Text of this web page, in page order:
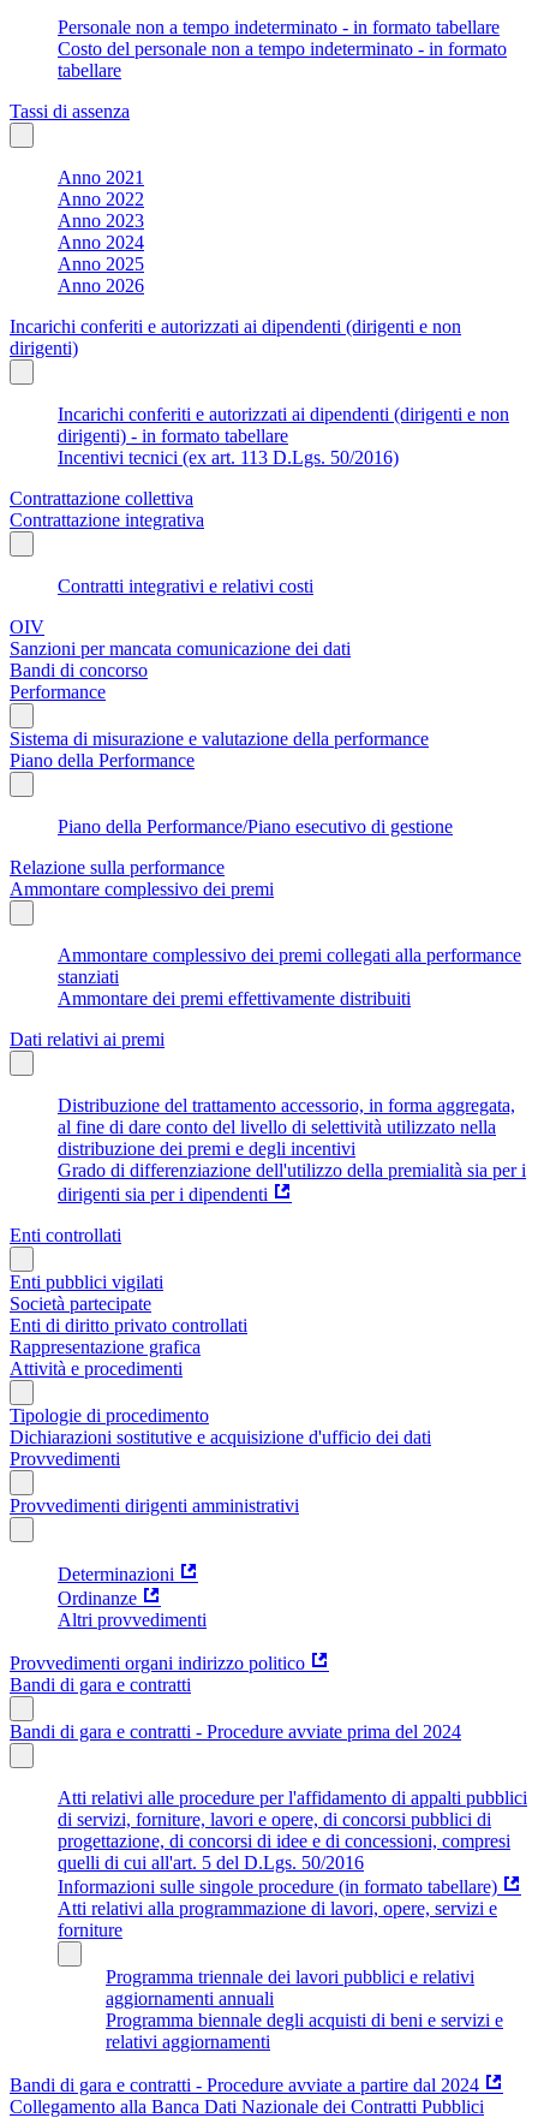
Personale non a tempo indeterminato - in formato tabellare
Costo del personale non a tempo indeterminato - in formato
tabellare
Tassi di assenza
Anno 2021
Anno 2022
Anno 2023
Anno 2024
Anno 2025
Anno 2026
Incarichi conferiti e autorizzati ai dipendenti (dirigenti e non
dirigenti)
Incarichi conferiti e autorizzati ai dipendenti (dirigenti e non
dirigenti) - in formato tabellare
Incentivi tecnici (ex art. 113 D.Lgs. 50/2016)
Contrattazione collettiva
Contrattazione integrativa
Contratti integrativi e relativi costi
OIV
Sanzioni per mancata comunicazione dei dati
Bandi di concorso
Performance
Sistema di misurazione e valutazione della performance
Piano della Performance
Piano della Performance/Piano esecutivo di gestione
Relazione sulla performance
Ammontare complessivo dei premi
Ammontare complessivo dei premi collegati alla performance
stanziati
Ammontare dei premi effettivamente distribuiti
Dati relativi ai premi
Distribuzione del trattamento accessorio, in forma aggregata,
al fine di dare conto del livello di selettività utilizzato nella
distribuzione dei premi e degli incentivi
Grado di differenziazione dell'utilizzo della premialità sia per i
dirigenti sia per i dipendenti
Enti controllati
Enti pubblici vigilati
Società partecipate
Enti di diritto privato controllati
Rappresentazione grafica
Attività e procedimenti
Tipologie di procedimento
Dichiarazioni sostitutive e acquisizione d'ufficio dei dati
Provvedimenti
Provvedimenti dirigenti amministrativi
Determinazioni
Ordinanze
Altri provvedimenti
Provvedimenti organi indirizzo politico
Bandi di gara e contratti
Bandi di gara e contratti - Procedure avviate prima del 2024
Atti relativi alle procedure per l'affidamento di appalti pubblici
di servizi, forniture, lavori e opere, di concorsi pubblici di
progettazione, di concorsi di idee e di concessioni, compresi
quelli di cui all'art. 5 del D.Lgs. 50/2016
Informazioni sulle singole procedure (in formato tabellare)
Atti relativi alla programmazione di lavori, opere, servizi e
forniture
Programma triennale dei lavori pubblici e relativi
aggiornamenti annuali
Programma biennale degli acquisti di beni e servizi e
relativi aggiornamenti
Bandi di gara e contratti - Procedure avviate a partire dal 2024
Collegamento alla Banca Dati Nazionale dei Contratti Pubblici